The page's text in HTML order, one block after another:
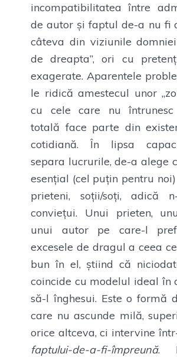
incompatibilitatea între
de autor și faptul de-a nu fi
câteva din viziunile
de dreapta”, ori cu
exagerate. Aparentele
le ridică amestecul unor
cu cele care nu întrunesc
totală face parte din
cotidiană. În lipsa
separa lucrurile, de-a alege
esențial (cel puțin pentru
prieteni, soții/soți, adică
conviețui. Unui prieten,
unui autor pe care-l
excesele de dragul a ceea
bun în el, știind că
coincide cu modelul ideal în
să-l înghesui. Este o formă
care nu ascunde milă,
orice altceva, ci intervine
faptului-de-a-fi-împreună.